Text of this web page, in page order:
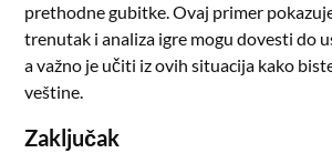
prethodne gubitke. Ovaj primer
trenutak i analiza igre mogu dovesti do
a važno je učiti iz ovih situacija kako
veštine.
Zaključak